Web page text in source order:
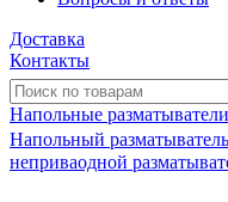
Доставка
Контакты
Напольные разматыватели
Напольный
непривaодной